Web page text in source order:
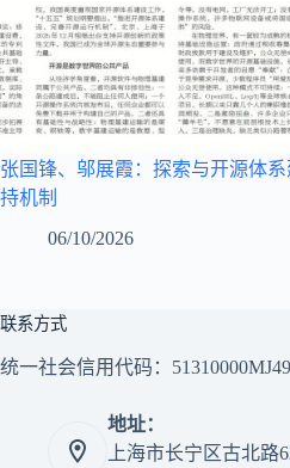
张国锋、邬展霞：探索与开源体
持机制
06/10/2026
联系方式
统一社会信用代码：
地址：
上海市长宁区古北路